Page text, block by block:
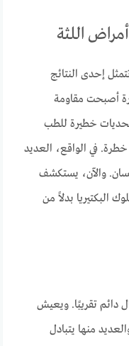
اللثة
إحدى النتائج
أصبحت مقاومة
خطيرة للطب
في الواقع، العديد
والآن، يستكشف
البكتيريا بدلاً من
دائم تقريبًا. ويعيش
والعديد منها يتبادل